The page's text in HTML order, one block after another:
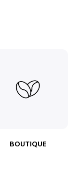
BOUTIQUE